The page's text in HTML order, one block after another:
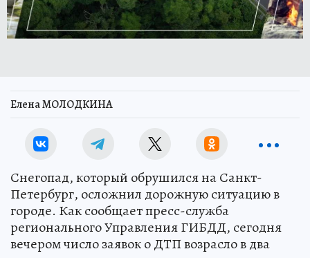
Елена МОЛОДКИНА
Снегопад, который обрушился на Санкт-
Петербург, осложнил дорожную ситуацию в
городе. Как сообщает пресс-служба
регионального Управления ГИБДД, сегодня
вечером число заявок о ДТП возрасло в два